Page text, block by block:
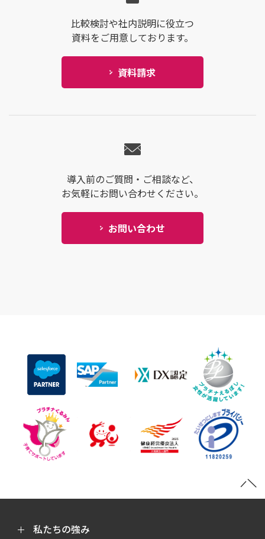
比較検討や社内説明に役立つ
資料をご用意しております。
資料請求
導入前のご質問・ご相談など、
お気軽にお問い合わせください。
お問い合わせ
私たちの強み